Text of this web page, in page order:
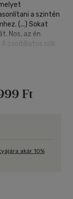
a szintén
(...) Sokat
Nos, az én
csodálatos nők
csodálatos
a "csodálatos"
érkezik a
életben maradt
révén a
Ft
akár 10%